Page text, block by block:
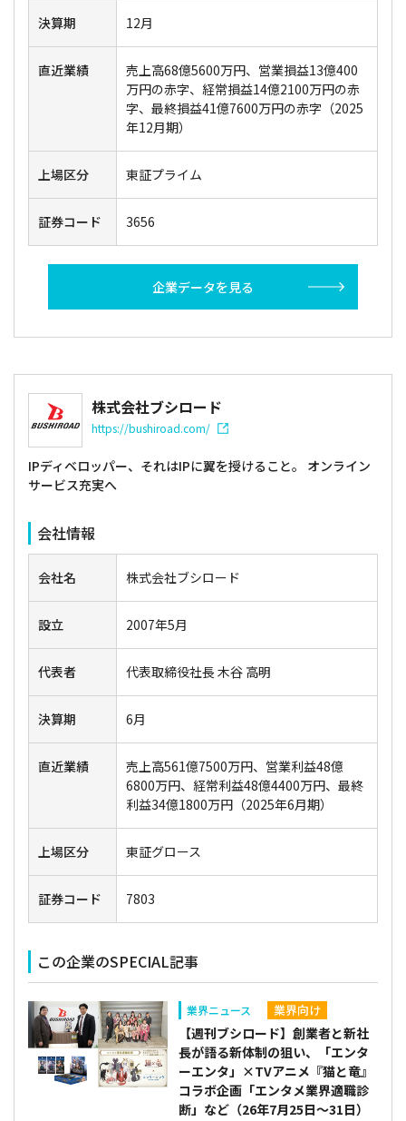
決算期 12月
直近業績
売上高68億5600万円、営業損益13億400
万円の赤字、経常損益14億2100万円の赤
字、最終損益41億7600万円の赤字（2025
年12月期）
上場区分 東証プライム
証券コード 3656
企業データを見る
株式会社ブシロード
https://bushiroad.com/
IPディベロッパー、それはIPに翼を授けること。 オンライン
サービス充実へ
会社情報
会社名 株式会社ブシロード
設立 2007年5月
代表者 代表取締役社長 木谷 高明
決算期 6月
直近業績
売上高561億7500万円、営業利益48億
6800万円、経常利益48億4400万円、最終
利益34億1800万円（2025年6月期）
上場区分 東証グロース
証券コード 7803
この企業のSPECIAL記事
業界ニュース 業界向け
【週刊ブシロード】創業者と新社
長が語る新体制の狙い、「エンタ
ーエンタ」×TVアニメ『猫と竜』
コラボ企画「エンタメ業界適職診
断」など（26年7月25日～31日）